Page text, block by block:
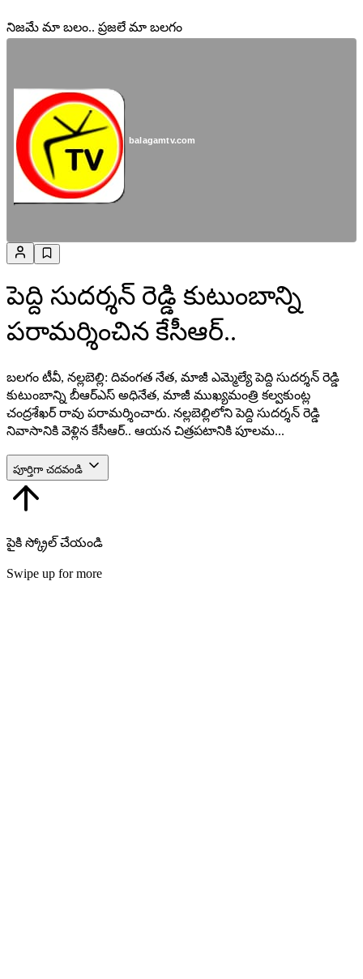
నిజమే మా బలం.. ప్రజలే మా బలగం
balagamtv.com
పెద్ది సుదర్శన్ రెడ్డి కుటుంబాన్ని
పరామర్శించిన కేసీఆర్..
బలగం టీవీ, నల్లబెల్లి: దివంగత నేత, మాజీ ఎమ్మెల్యే పెద్ది సుదర్శన్ రెడ్డి
కుటుంబాన్ని బీఆర్‌ఎస్ అధినేత, మాజీ ముఖ్యమంత్రి కల్వకుంట్ల
చంద్రశేఖర్ రావు పరామర్శించారు. నల్లబెల్లిలోని పెద్ది సుదర్శన్ రెడ్డి
నివాసానికి వెళ్లిన కేసీఆర్.. ఆయన చిత్రపటానికి పూలమ...
పూర్తిగా చదవండి
పైకి స్క్రోల్ చేయండి
Swipe up for more